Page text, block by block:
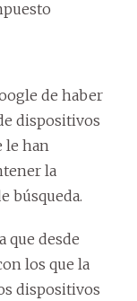
de haber
dispositivos
le han
la
búsqueda.
que desde
los que la
dispositivos